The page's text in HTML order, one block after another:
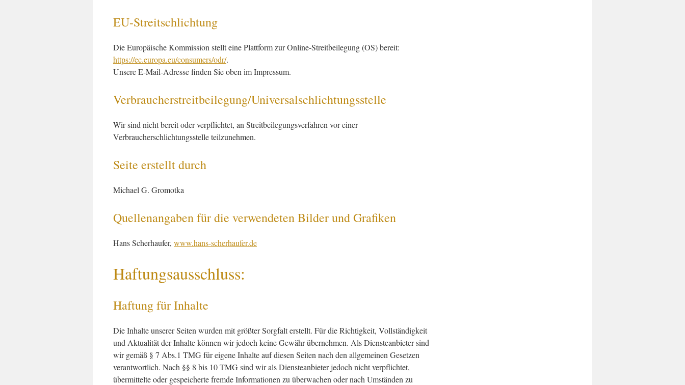
EU-Streitschlichtung
Die Europäische Kommission stellt eine Plattform zur Online-Streitbeilegung (OS) bereit:
https://ec.europa.eu/consumers/odr/.
Unsere E-Mail-Adresse finden Sie oben im Impressum.
Verbraucher­streit­beilegung/Universal­schlichtungs­stelle
Wir sind nicht bereit oder verpflichtet, an Streitbeilegungsverfahren vor einer
Verbraucherschlichtungsstelle teilzunehmen.
Seite erstellt durch
Michael G. Gromotka
Quellenangaben für die verwendeten Bilder und Grafiken
Hans Scherhaufer, www.hans-scherhaufer.de
Haftungsausschluss:
Haftung für Inhalte
Die Inhalte unserer Seiten wurden mit größter Sorgfalt erstellt. Für die Richtigkeit, Vollständigkeit
und Aktualität der Inhalte können wir jedoch keine Gewähr übernehmen. Als Diensteanbieter sind
wir gemäß § 7 Abs.1 TMG für eigene Inhalte auf diesen Seiten nach den allgemeinen Gesetzen
verantwortlich. Nach §§ 8 bis 10 TMG sind wir als Diensteanbieter jedoch nicht verpflichtet,
übermittelte oder gespeicherte fremde Informationen zu überwachen oder nach Umständen zu